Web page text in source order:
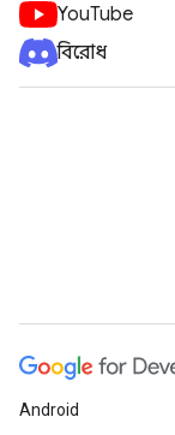
YouTube
বিরোধ
Android